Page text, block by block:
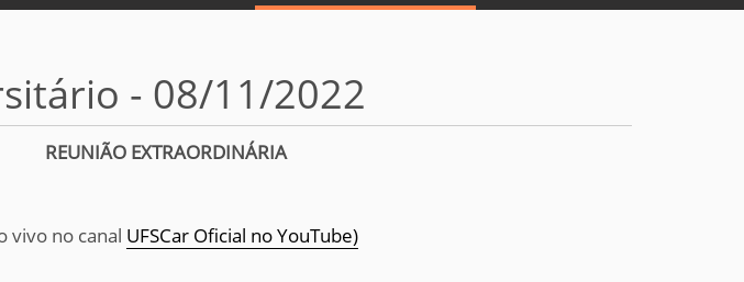
Busca Avançada…
- 08/11/2022
REUNIÃO EXTRAORDINÁRIA
vivo no canal UFSCar Oficial no YouTube)